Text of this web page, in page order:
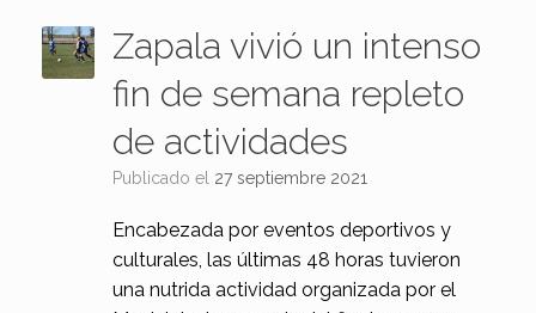
Zapala vivió un intenso
fin de semana repleto
de actividades
Publicado el 27 septiembre 2021
Encabezada por eventos deportivos y
culturales, las últimas 48 horas tuvieron
una nutrida actividad organizada por el